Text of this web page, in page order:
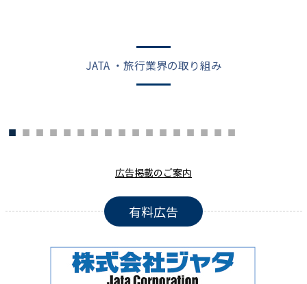
JATA ・旅行業界の取り組み
広告掲載のご案内
有料広告